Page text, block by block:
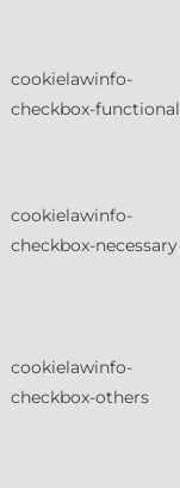
cookielawinfo-
checkbox-functional
cookielawinfo-
checkbox-necessary
cookielawinfo-
checkbox-others